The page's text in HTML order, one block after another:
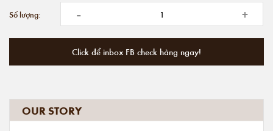
Số lượng: - +
Click để inbox FB check hàng ngay!
OUR STORY